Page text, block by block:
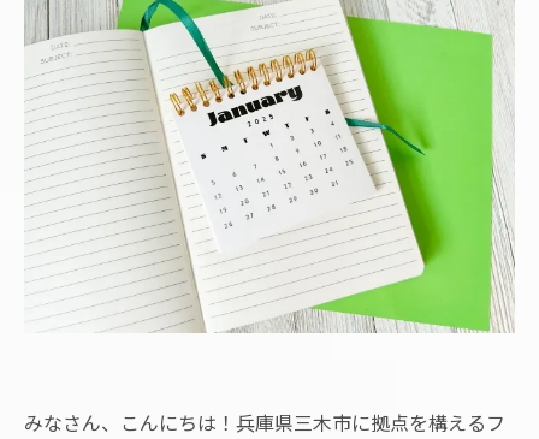
みなさん、こんにちは！兵庫県三木市に拠点を構えるフ